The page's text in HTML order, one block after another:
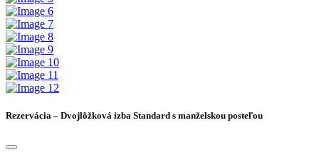
Rezervácia – Dvojlôžková izba Standard s manželskou posteľou